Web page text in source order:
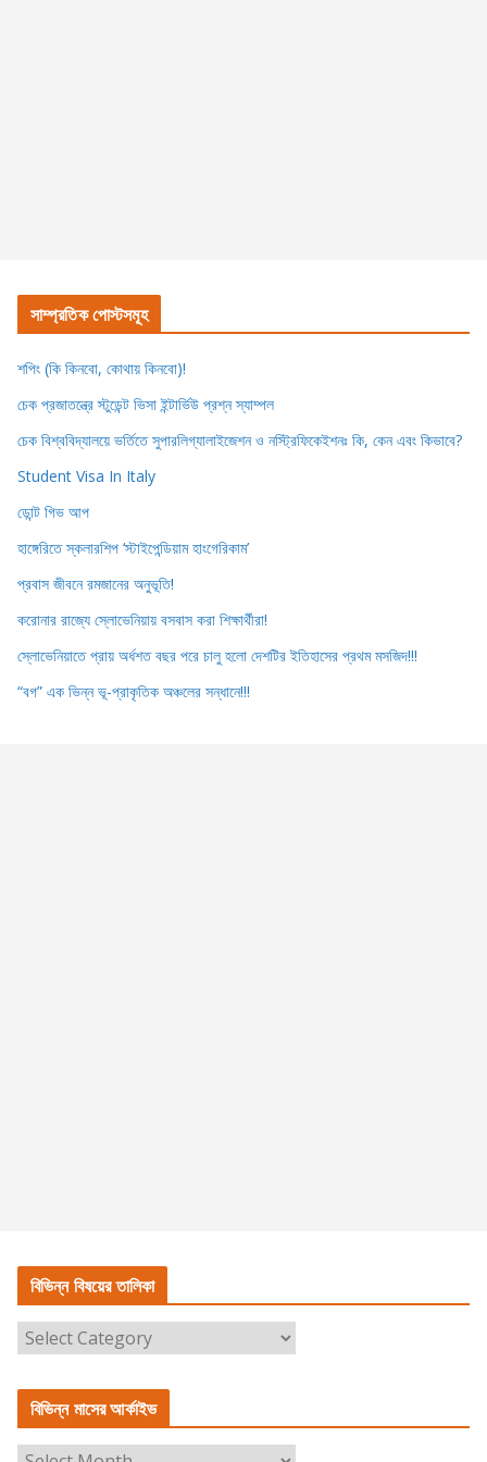
সাম্প্রতিক পোস্টসমূহ
শপিং (কি কিনবো, কোথায় কিনবো)!
চেক প্রজাতন্ত্রে স্টুডেন্ট ভিসা ইন্টার্ভিউ প্রশ্ন স্যাম্পল
চেক বিশ্ববিদ্যালয়ে ভর্তিতে সুপারলিগ্যালাইজেশন ও নস্ট্রিফিকেইশনঃ কি, কেন এবং কিভাবে?
Student Visa In Italy
ডোন্ট গিভ আপ
হাঙ্গেরিতে স্কলারশিপ ‘স্টাইপেন্ডিয়াম হাংগেরিকাম’
প্রবাস জীবনে রমজানের অনুভূতি!
করোনার রাজ্যে স্লোভেনিয়ায় বসবাস করা শিক্ষার্থীরা!
স্লোভেনিয়াতে প্রায় অর্ধশত বছর পরে চালু হলো দেশটির ইতিহাসের প্রথম মসজিদ!!!
“বগ” এক ভিন্ন ভূ-প্রাকৃতিক অঞ্চলের সন্ধানে!!!
বিভিন্ন বিষয়ের তালিকা
ভি
ন্ন
ষ
বিভিন্ন মাসের আর্কাইভ